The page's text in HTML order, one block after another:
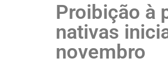
Proibição à
nativas
novembro